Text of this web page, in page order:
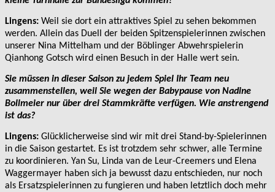
Lingens: Weil sie dort ein attraktives Spiel zu sehen bekommen
werden. Allein das Duell der beiden Spitzenspielerinnen zwischen
unserer Nina Mittelham und der Böblinger Abwehrspielerin
Qianhong Gotsch wird einen Besuch in der Halle wert sein.
Sie müssen in dieser Saison zu jedem Spiel Ihr Team neu
zusammenstellen, weil Sie wegen der Babypause von Nadine
Bollmeier nur über drei Stammkräfte verfügen. Wie anstrengend
ist das?
Lingens: Glücklicherweise sind wir mit drei Stand-by-Spielerinnen
in die Saison gestartet. Es ist trotzdem sehr schwer, alle Termine
zu koordinieren. Yan Su, Linda van de Leur-Creemers und Elena
Waggermayer haben sich ja bewusst dazu entschieden, nur noch
als Ersatzspielerinnen zu fungieren und haben letztlich doch mehr